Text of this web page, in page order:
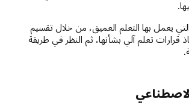
يعمل بها التعلم العميق، من خلال تقسيم
قرارات تعلم آلي بشأنها، ثم النظر في طريقة